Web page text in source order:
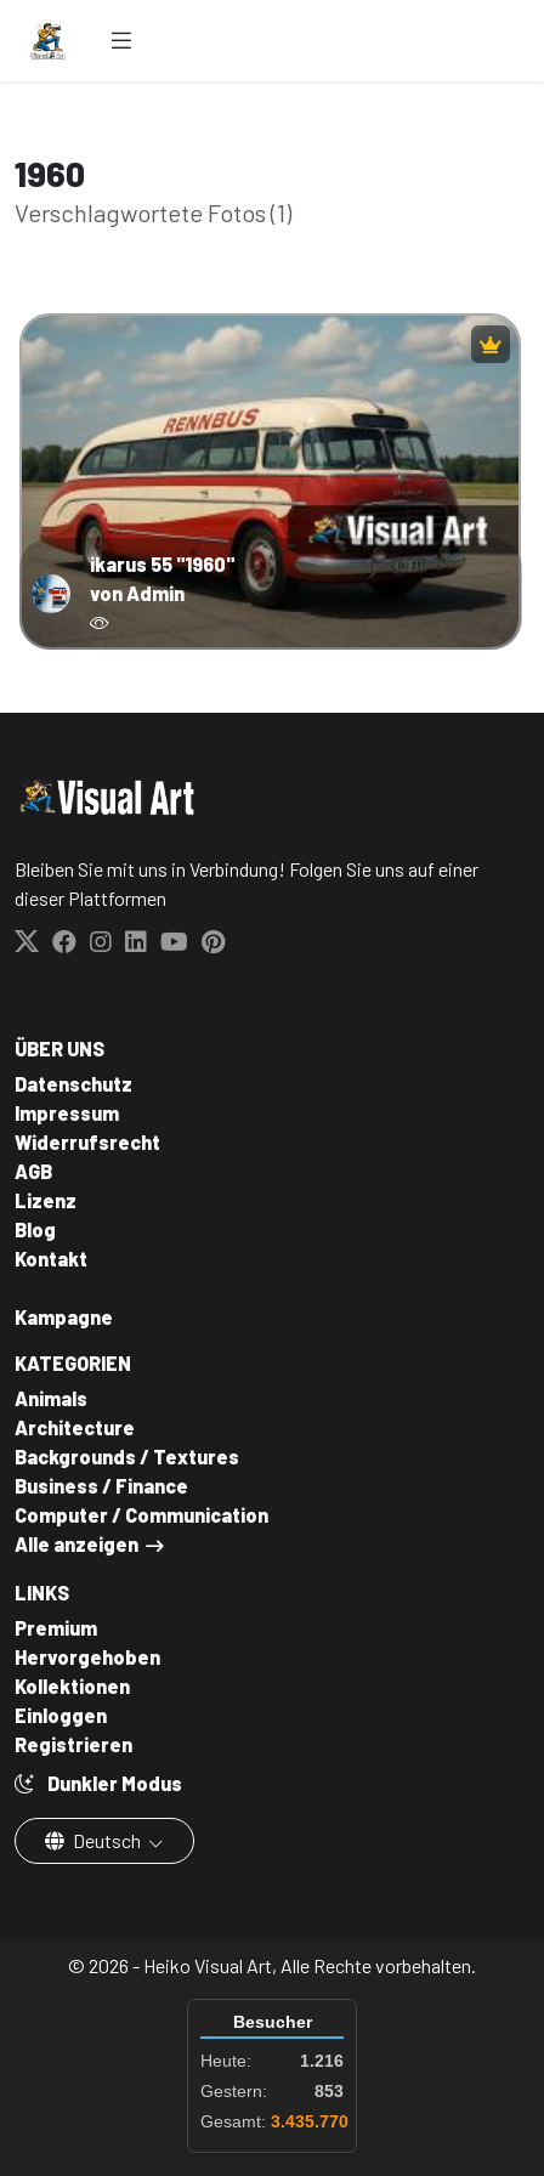
1960
Verschlagwortete Fotos (1)
ikarus 55 "1960"
von Admin
Bleiben Sie mit uns in Verbindung! Folgen Sie uns auf einer
dieser Plattformen
ÜBER UNS
Datenschutz
Impressum
Widerrufsrecht
AGB
Lizenz
Blog
Kontakt
Kampagne
KATEGORIEN
Animals
Architecture
Backgrounds / Textures
Business / Finance
Computer / Communication
Alle anzeigen
LINKS
Premium
Hervorgehoben
Kollektionen
Einloggen
Registrieren
Dunkler Modus
Deutsch
© 2026 - Heiko Visual Art, Alle Rechte vorbehalten.
Besucher
Heute:
1.216
Gestern:
853
Gesamt: 3.435.770